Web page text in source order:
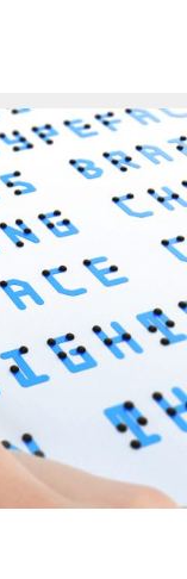
author/mariavila/